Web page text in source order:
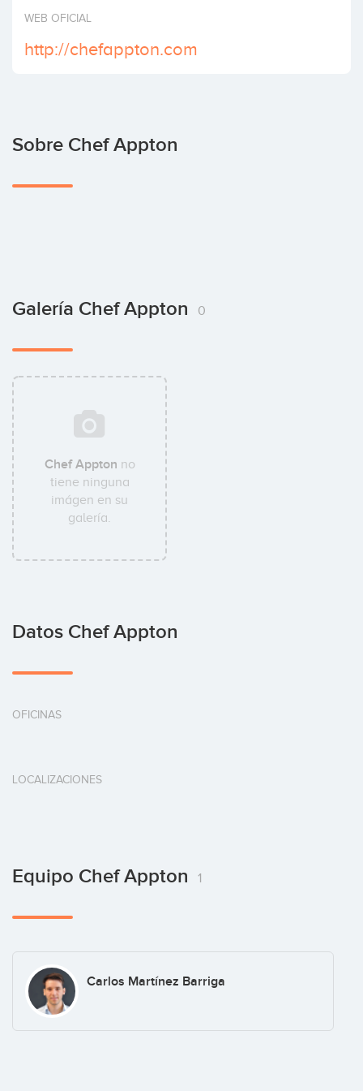
Invertir
WEB OFICIAL
http://chefappton.com
Sobre Chef Appton
Galería Chef Appton 0
Chef Appton no
tiene ninguna
imágen en su
galería.
Datos Chef Appton
OFICINAS
LOCALIZACIONES
Equipo Chef Appton 1
Carlos Martínez Barriga